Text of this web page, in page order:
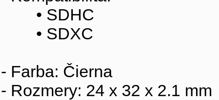
• SDHC
• SDXC
- Farba: Čierna
- Rozmery: 24 x 32 x 2.1 mm